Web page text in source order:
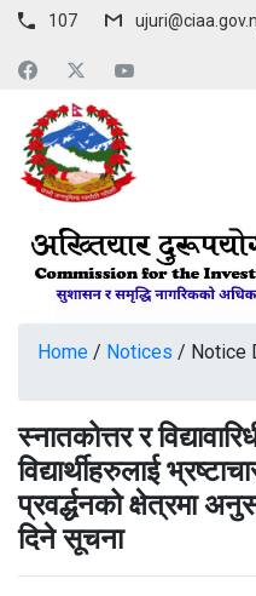
107
Home / Notices / Notice
स्नातकोत्तर र
विद्यार्थीहरुलाई
प्रवर्द्धनको क्षेत्रमा
दिने सूचना